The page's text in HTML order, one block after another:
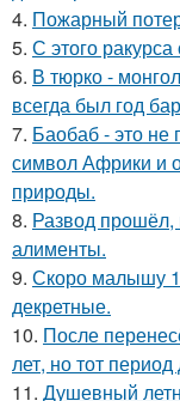
4. Пожарный
5. С этого
6. В тюрко -
всегда был год
7. Баобаб - это не
символ Африки и
природы.
8. Развод
алименты.
9. Скоро малышу
декретные.
10. После
лет, но тот
11. Душевный